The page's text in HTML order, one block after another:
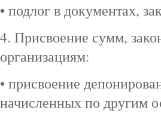
• подлог в документах,
4. Присвоение сумм,
организациям:
• присвоение
начисленных по другим